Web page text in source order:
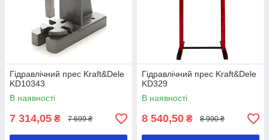
Гідравлічний прес Kraft&Dele
KD10343
В наявності
7 314,05 ₴ 7 699 ₴
Гідравлічний прес Kraft&Dele
KD329
В наявності
8 540,50 ₴ 8 990 ₴